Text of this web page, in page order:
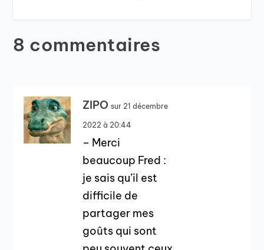
8 commentaires
ZIPO sur 21 décembre
2022 à 20:44
– Merci
beaucoup Fred :
je sais qu’il est
difficile de
partager mes
goûts qui sont